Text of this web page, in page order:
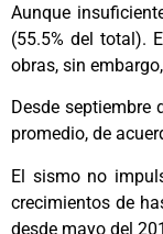
Aunque
(55.5% del total).
obras, sin
Desde
promedio, de
El sismo no
crecimientos de
desde mayo del